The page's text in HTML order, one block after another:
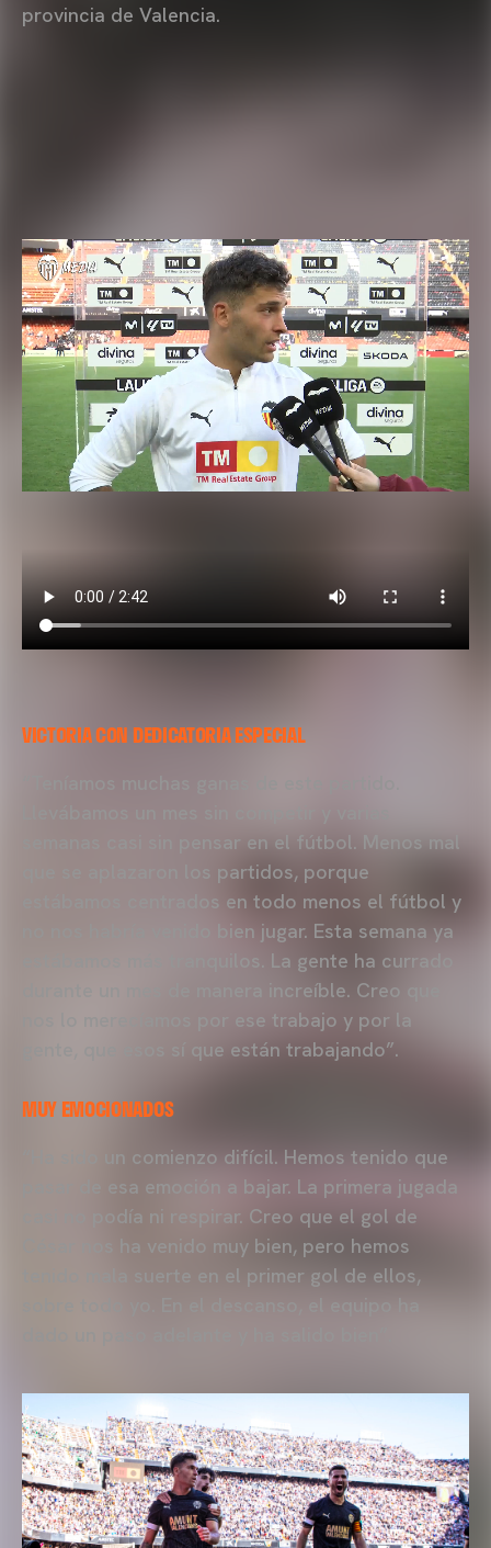
provincia de Valencia.
VICTORIA CON DEDICATORIA ESPECIAL
semanas casi sin pensar en el fútbol. Menos mal
que se aplazaron los partidos, porque
estábamos centrados en todo menos el fútbol y
no nos habría venido bien jugar. Esta semana ya
estábamos más tranquilos. La gente ha currado
durante un mes de manera increíble. Creo que
nos lo merecíamos por ese trabajo y por la
gente, que esos sí que están trabajando”.
MUY EMOCIONADOS
“Ha sido un comienzo difícil. Hemos tenido que
pasar de esa emoción a bajar. La primera jugada
casi no podía ni respirar. Creo que el gol de
César nos ha venido muy bien, pero hemos
tenido mala suerte en el primer gol de ellos,